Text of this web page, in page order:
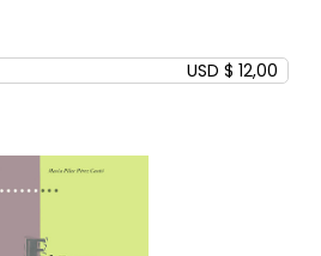
USD $ 12,00